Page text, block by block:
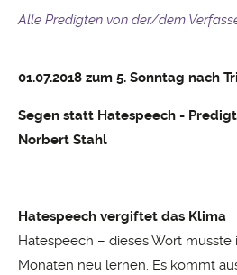
Alle Predigten von der/dem
01.07.2018 zum 5. Sonntag nach
Segen statt Hatespeech - Predigt
Norbert Stahl
Hatespeech vergiftet das Klima
Hatespeech – dieses Wort
Monaten neu lernen. Es kommt